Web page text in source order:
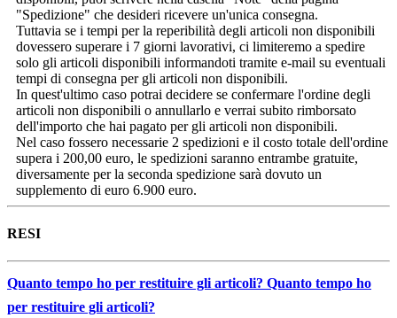
"Spedizione" che desideri ricevere un'unica consegna.
Tuttavia se i tempi per la reperibilità degli articoli non disponibili
dovessero superare i 7 giorni lavorativi, ci limiteremo a spedire
solo gli articoli disponibili informandoti tramite e-mail su eventuali
tempi di consegna per gli articoli non disponibili.
In quest'ultimo caso potrai decidere se confermare l'ordine degli
articoli non disponibili o annullarlo e verrai subito rimborsato
dell'importo che hai pagato per gli articoli non disponibili.
Nel caso fossero necessarie 2 spedizioni e il costo totale dell'ordine
supera i 200,00 euro, le spedizioni saranno entrambe gratuite,
diversamente per la seconda spedizione sarà dovuto un
supplemento di euro 6.900 euro.
RESI
Quanto tempo ho per restituire gli articoli? Quanto tempo ho
per restituire gli articoli?